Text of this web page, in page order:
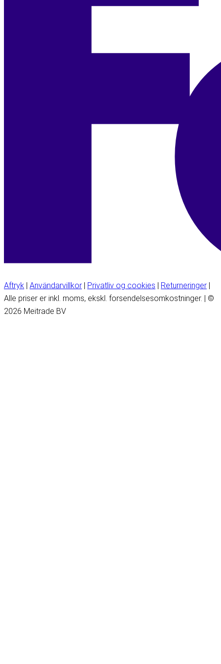
Aftryk | Användarvillkor | Privatliv og cookies | Returneringer |
Alle priser er inkl. moms, ekskl. forsendelsesomkostninger. | ©
2026 Meitrade BV